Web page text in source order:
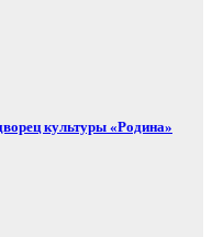
культуры «Родина»